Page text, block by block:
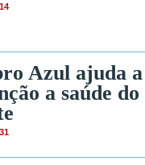
Azul ajuda
a saúde